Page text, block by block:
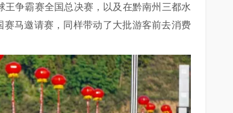
争霸赛全国总决赛，以及在黔南州三都水
马邀请赛，同样带动了大批游客前去消费